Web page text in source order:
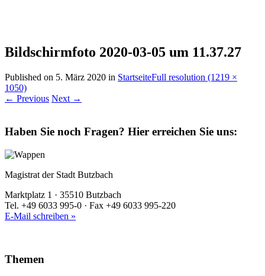
Bildschirmfoto 2020-03-05 um 11.37.27
Published on 5. März 2020 in StartseiteFull resolution (1219 ×
1050)
← Previous Next →
Haben Sie noch Fragen? Hier erreichen Sie uns:
Magistrat der Stadt Butzbach
Marktplatz 1 · 35510 Butzbach
Tel. +49 6033 995-0 · Fax +49 6033 995-220
E-Mail schreiben »
Themen